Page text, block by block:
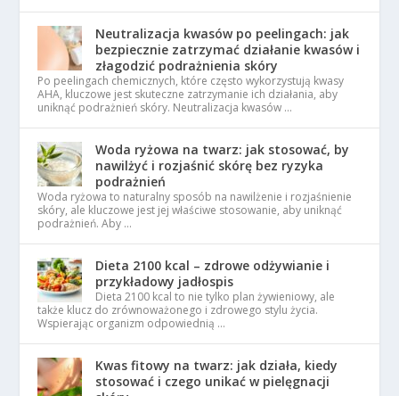
Neutralizacja kwasów po peelingach: jak
bezpiecznie zatrzymać działanie kwasów i
złagodzić podrażnienia skóry
Po peelingach chemicznych, które często wykorzystują kwasy
AHA, kluczowe jest skuteczne zatrzymanie ich działania, aby
uniknąć podrażnień skóry. Neutralizacja kwasów …
Woda ryżowa na twarz: jak stosować, by
nawilżyć i rozjaśnić skórę bez ryzyka
podrażnień
Woda ryżowa to naturalny sposób na nawilżenie i rozjaśnienie
skóry, ale kluczowe jest jej właściwe stosowanie, aby uniknąć
podrażnień. Aby …
Dieta 2100 kcal – zdrowe odżywianie i
przykładowy jadłospis
Dieta 2100 kcal to nie tylko plan żywieniowy, ale
także klucz do zrównoważonego i zdrowego stylu życia.
Wspierając organizm odpowiednią …
Kwas fitowy na twarz: jak działa, kiedy
stosować i czego unikać w pielęgnacji